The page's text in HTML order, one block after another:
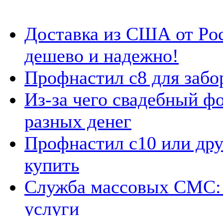
Доставка из США от
дешево и надежно!
Профнастил с8 для
Из-за чего свадебный
разных денег
Профнастил с10 или
купить
Служба массовых СМС:
услуги